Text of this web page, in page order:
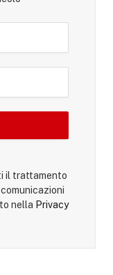
il trattamento
nella Privacy